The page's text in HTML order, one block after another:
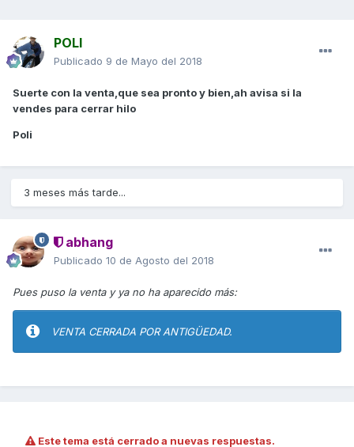
POLI
Publicado 9 de Mayo del 2018
Suerte con la venta,que sea pronto y bien,ah avisa si la
vendes para cerrar hilo
Poli
3 meses más tarde...
abhang
Publicado 10 de Agosto del 2018
Pues puso la venta y ya no ha aparecido más:
VENTA CERRADA POR ANTIGÜEDAD.
Este tema está cerrado a nuevas respuestas.